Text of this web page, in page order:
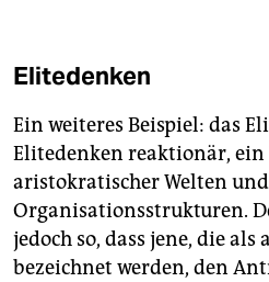
Elitedenken
Ein weiteres Beispiel: das
Elitedenken reaktionär, ein
aristokratischer Welten
Organisationsstrukturen.
jedoch so, dass jene, die
bezeichnet werden, den